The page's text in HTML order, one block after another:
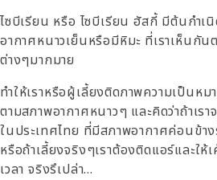
ไซบีเรียน หรือ ไซบีเรียน ฮัสกี้ มีต้นกำเ
อากาศหนาวเย็นหรือมีหิมะ ที่เราเห็นกั
ต่างๆมากมาย
ทำให้เราหรือผู้เลี้ยงติดภาพความเป็นห
ตามสภาพอากาศหนาวๆ และคิดว่าถ้าเร
ในประเทศไทย ที่มีสภาพอากาศค่อนข้า
หรือถ้าเลี้ยงจริงๆเราต้องติดแอร์และใ
เวลา จริงรึเปล่า…